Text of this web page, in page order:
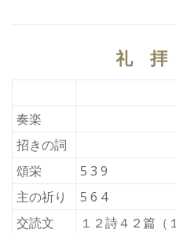
礼
奏楽
招きの詞
頌栄
5 3 9
主の祈り
5 6 4
交読文
１２詩４２篇（